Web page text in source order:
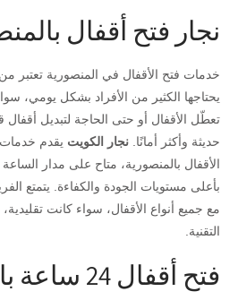
نجار فتح أقفال
خدمات فتح الأقفال في المنصورية تعتبر
يحتاجها الكثير من الأفراد بشكل يومي،
تعطّل الأقفال أو حتى الحاجة لتبديل أقفال
حديثة وأكثر أمانًا. نجار الكويت يقدم
الأقفال بالمنصورية، متاح على مدار الساعة
بأعلى مستويات الجودة والكفاءة. يتمتع
مع جميع أنواع الأقفال، سواء كانت تقليدية،
التقنية.
فتح أقفال 24 ساعة بالمنصورية